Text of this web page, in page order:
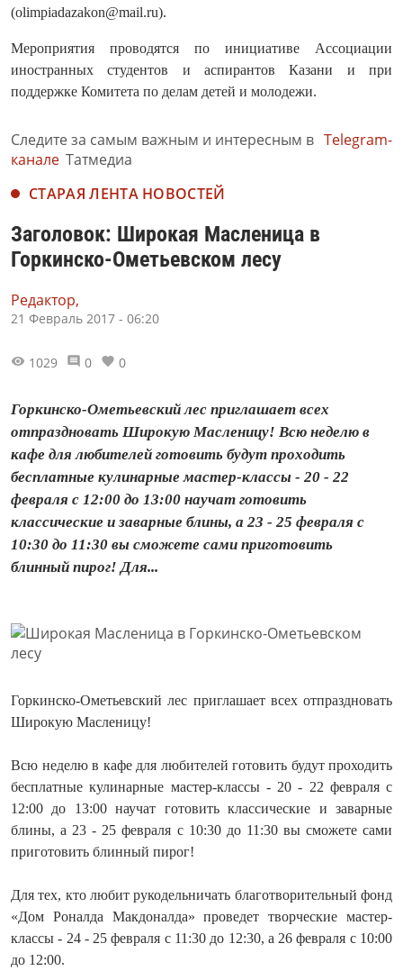
(olimpiadazakon@mail.ru).
Мероприятия проводятся по инициативе Ассоциации
иностранных студентов и аспирантов Казани и при
поддержке Комитета по делам детей и молодежи.
Следите за самым важным и интересным в Telegram-
канале Татмедиа
СТАРАЯ ЛЕНТА НОВОСТЕЙ
Заголовок: Широкая Масленица в
Горкинско-Ометьевском лесу
Редактор,
21 Февраль 2017 - 06:20
1029 0 0
Горкинско-Ометьевский лес приглашает всех
отпраздновать Широкую Масленицу! Всю неделю в
кафе для любителей готовить будут проходить
бесплатные кулинарные мастер-классы - 20 - 22
февраля с 12:00 до 13:00 научат готовить
классические и заварные блины, а 23 - 25 февраля с
10:30 до 11:30 вы сможете сами приготовить
блинный пирог! Для...
Горкинско-Ометьевский лес приглашает всех отпраздновать
Широкую Масленицу!
Всю неделю в кафе для любителей готовить будут проходить
бесплатные кулинарные мастер-классы - 20 - 22 февраля с
12:00 до 13:00 научат готовить классические и заварные
блины, а 23 - 25 февраля с 10:30 до 11:30 вы сможете сами
приготовить блинный пирог!
Для тех, кто любит рукодельничать благотворительный фонд
«Дом Роналда Макдоналда» проведет творческие мастер-
классы - 24 - 25 февраля с 11:30 до 12:30, а 26 февраля с 10:00
до 12:00.